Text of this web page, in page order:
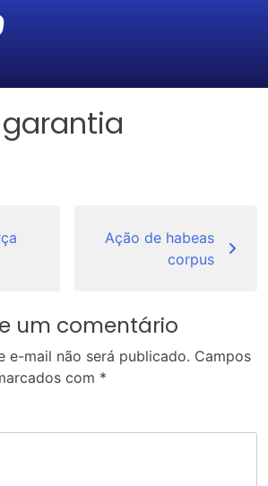
Ação de habeas
corpus
um comentário
e-mail não será publicado. Campos
com *